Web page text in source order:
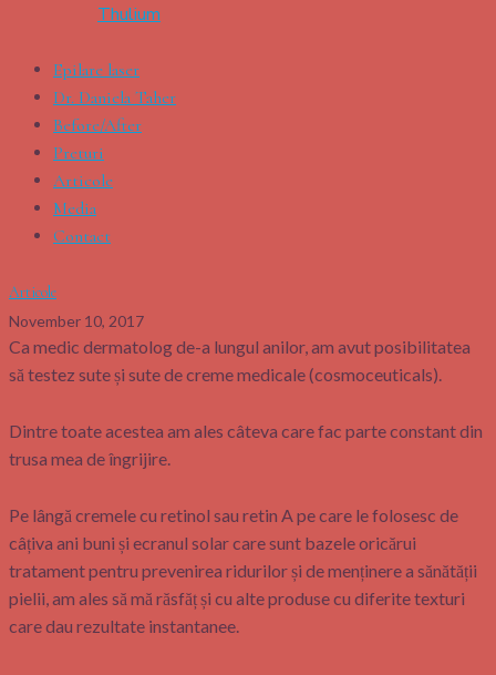
Thulium
Epilare laser
Dr. Daniela Taher
Before/After
Preturi
Articole
Media
Contact
Articole
November 10, 2017
Ca medic dermatolog de-a lungul anilor, am avut posibilitatea
să testez sute și sute de creme medicale (cosmoceuticals).
Dintre toate acestea am ales câteva care fac parte constant din
trusa mea de îngrijire.
Pe lângă cremele cu retinol sau retin A pe care le folosesc de
câțiva ani buni și ecranul solar care sunt bazele oricărui
tratament pentru prevenirea ridurilor și de menținere a sănătății
pielii, am ales să mă răsfăț și cu alte produse cu diferite texturi
care dau rezultate instantanee.